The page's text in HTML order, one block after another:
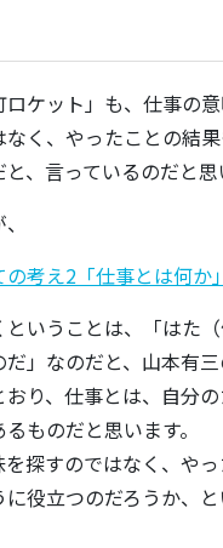
ロケット」も、仕事の
なく、やったことの結
、言っているのだと思
考え2「仕事とは何か」
いうことは、「はた
だ」なのだと、山本有
り、仕事とは、自分
ものだと思います。
探すのではなく、や
役立つのだろうか、